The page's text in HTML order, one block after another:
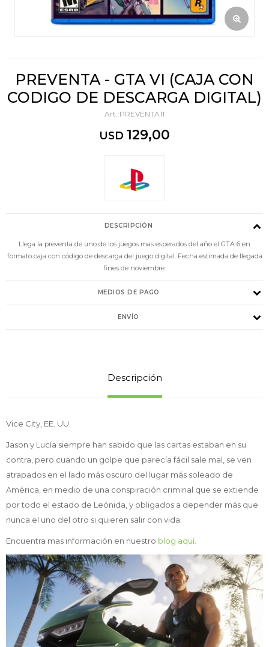
PREVENTA - GTA VI (CAJA CON
CODIGO DE DESCARGA DIGITAL)
PREVENTA11
USD 129,00
DESCRIPCIÓN
Llega la preventa de uno de los juegos mas esperados del año el GTA 6 en
formato caja con código de descarga del juego digital. Fecha estimada de llegada
fines de noviembre.
MEDIOS DE PAGO
ENVÍO
Descripción
Vice City, EE. UU.
Jason y Lucía siempre han sabido que las cartas estaban en su
contra, pero cuando un golpe que parecía fácil sale mal, se ven
atrapados en el lado más oscuro del lugar más soleado de
América, en medio de una conspiración criminal que se extiende
por todo el estado de Leónida, y obligados a depender más que
nunca el uno del otro si quieren salir con vida.
Encuentra mas información en nuestro blog aquí.